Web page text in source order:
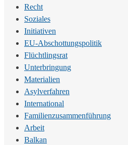
Recht
Soziales
Initiativen
EU-Abschottungspolitik
Flüchtlingsrat
Unterbringung
Materialien
Asylverfahren
International
Familienzusammenführung
Arbeit
Balkan